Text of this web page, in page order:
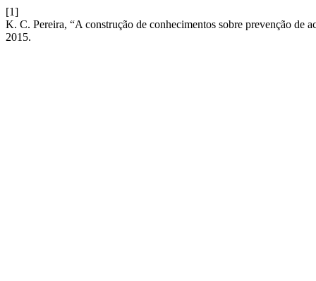
[1]
K. C. Pereira, “A construção de conhecimentos sobre prevenção de
2015.